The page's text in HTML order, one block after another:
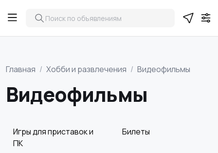
Главная Хобби и развлечения Видеофильмы
Видеофильмы
Игры для приставок и
ПК
Билеты